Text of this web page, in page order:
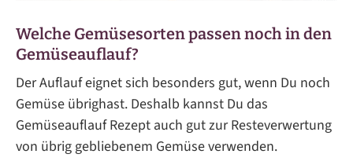
Welche Gemüsesorten passen noch in den
Gemüseauflauf?
Der Auflauf eignet sich besonders gut, wenn Du noch
Gemüse übrighast. Deshalb kannst Du das
Gemüseauflauf Rezept auch gut zur Resteverwertung
von übrig gebliebenem Gemüse verwenden.